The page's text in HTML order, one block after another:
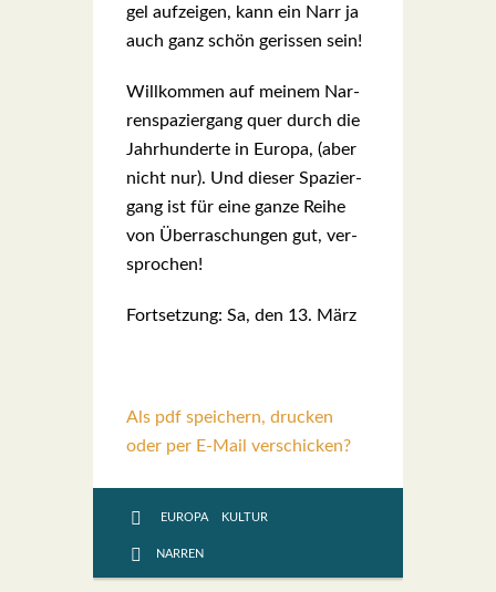
gel auf­zei­gen, kann ein Narr ja
auch ganz schön geris­sen sein!
Will­kom­men auf mei­nem Nar­
ren­spa­zier­gang quer durch die
Jahr­hun­der­te in Euro­pa, (aber
nicht nur). Und die­ser Spa­zier­
gang ist für eine gan­ze Rei­he
von Über­ra­schun­gen gut, ver­
spro­chen!
Fort­set­zung: Sa, den 13. März
Als pdf speichern, drucken
oder per E-Mail verschicken?
EUROPA KULTUR
NARREN